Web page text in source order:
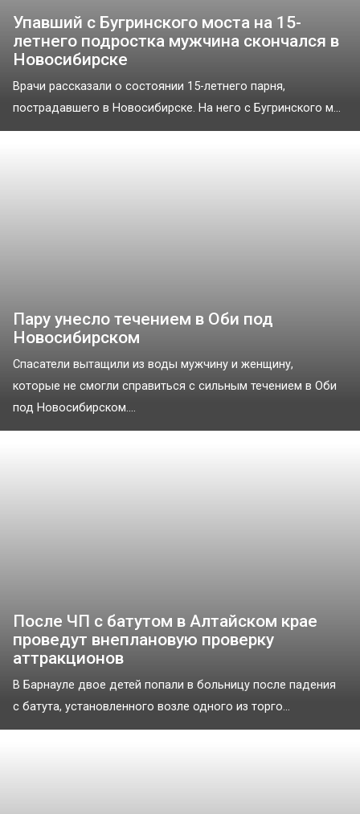
Упавший с Бугринского моста на 15-
летнего подростка мужчина скончался в
Новосибирске
Врачи рассказали о состоянии 15-летнего парня,
пострадавшего в Новосибирске. На него с Бугринского м...
Пару унесло течением в Оби под
Новосибирском
Спасатели вытащили из воды мужчину и женщину,
которые не смогли справиться с сильным течением в Оби
под Новосибирском....
После ЧП с батутом в Алтайском крае
проведут внеплановую проверку
аттракционов
В Барнауле двое детей попали в больницу после падения
с батута, установленного возле одного из торго...